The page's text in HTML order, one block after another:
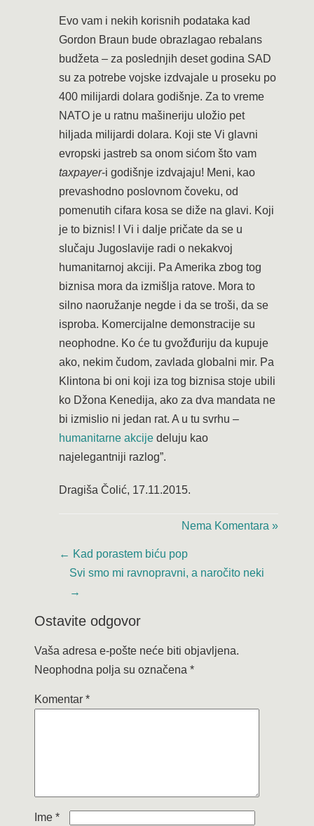
Evo vam i nekih korisnih podataka kad
Gordon Braun bude obrazlagao rebalans
budžeta – za poslednjih deset godina SAD
su za potrebe vojske izdvajale u proseku po
400 milijardi dolara godišnje. Za to vreme
NATO je u ratnu mašineriju uložio pet
hiljada milijardi dolara. Koji ste Vi glavni
evropski jastreb sa onom sićom što vam
taxpayer-i godišnje izdvajaju! Meni, kao
prevashodno poslovnom čoveku, od
pomenutih cifara kosa se diže na glavi. Koji
je to biznis! I Vi i dalje pričate da se u
slučaju Jugoslavije radi o nekakvoj
humanitarnoj akciji. Pa Amerika zbog tog
biznisa mora da izmišlja ratove. Mora to
silno naoružanje negde i da se troši, da se
isproba. Komercijalne demonstracije su
neophodne. Ko će tu gvožđuriju da kupuje
ako, nekim čudom, zavlada globalni mir. Pa
Klintona bi oni koji iza tog biznisa stoje ubili
ko Džona Kenedija, ako za dva mandata ne
bi izmislio ni jedan rat. A u tu svrhu –
humanitarne akcijedeluju kao
najelegantniji razlog”.
Dragiša Čolić, 17.11.2015.
Nema Komentara »
← Kad porastem biću pop
Svi smo mi ravnopravni, a naročito neki
→
Ostavite odgovor
Vaša adresa e-pošte neće biti objavljena.
Neophodna polja su označena *
Komentar *
Ime *